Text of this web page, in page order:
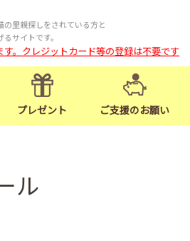
里親探しをされている方と
サイトです。
。クレジットカード等の登録は不要です
プレゼント ご支援のお願い
ル